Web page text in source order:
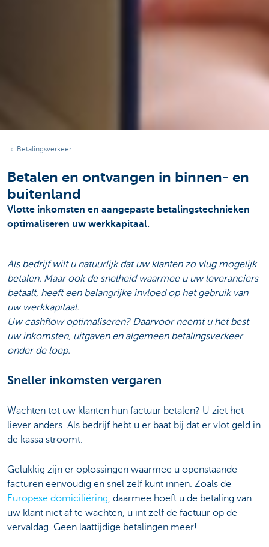
Betalingsverkeer
Betalen en ontvangen in binnen- en
buitenland
Vlotte inkomsten en aangepaste betalingstechnieken
optimaliseren uw werkkapitaal.
Als bedrijf wilt u natuurlijk dat uw klanten zo vlug mogelijk
betalen. Maar ook de snelheid waarmee u uw leveranciers
betaalt, heeft een belangrijke invloed op het gebruik van
uw werkkapitaal.
Uw cashflow optimaliseren? Daarvoor neemt u het best
uw inkomsten, uitgaven en algemeen betalingsverkeer
onder de loep.
Sneller inkomsten vergaren
Wachten tot uw klanten hun factuur betalen? U ziet het
liever anders. Als bedrijf hebt u er baat bij dat er vlot geld in
de kassa stroomt.
Gelukkig zijn er oplossingen waarmee u openstaande
facturen eenvoudig en snel zelf kunt innen. Zoals de
Europese domiciliëring, daarmee hoeft u de betaling van
uw klant niet af te wachten, u int zelf de factuur op de
vervaldag. Geen laattijdige betalingen meer!